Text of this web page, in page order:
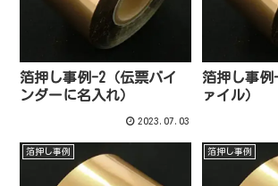
箔押し事例-2（伝票バイ
ンダーに名入れ）
2023.07.03
箔押し事例
ァイル）
箔押し事例 箔押し事例